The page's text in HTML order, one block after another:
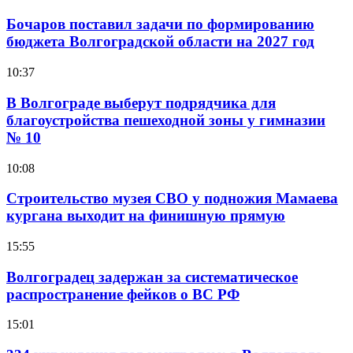
Бочаров поставил задачи по формированию
бюджета Волгоградской области на 2027 год
10:37
В Волгограде выберут подрядчика для
благоустройства пешеходной зоны у гимназии
№ 10
10:08
Строительство музея СВО у подножия Мамаева
кургана выходит на финишную прямую
15:55
Волгоградец задержан за систематическое
распространение фейков о ВС РФ
15:01